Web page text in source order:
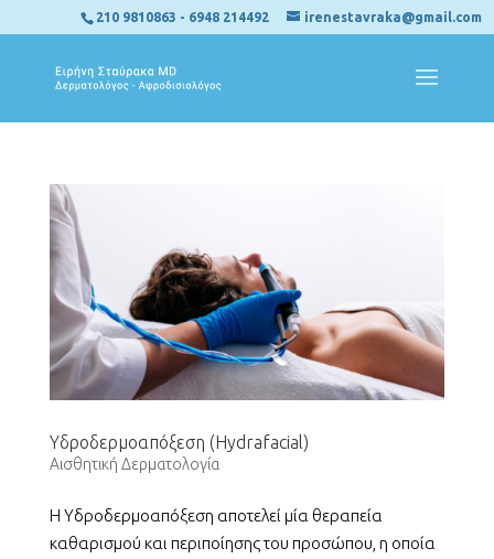
210 9810863 - 6948 214492 irenestavraka@gmail.com
Υδροδερμοαπόξεση (Hydrafacial)
Αισθητική Δερματολογία
Η Υδροδερμοαπόξεση αποτελεί μία θεραπεία
καθαρισμού και περιποίησης του προσώπου, η οποία